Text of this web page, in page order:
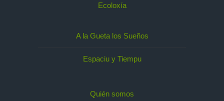
Ecoloxía
A la Gueta los Sueños
Espaciu y Tiempu
Quién somos